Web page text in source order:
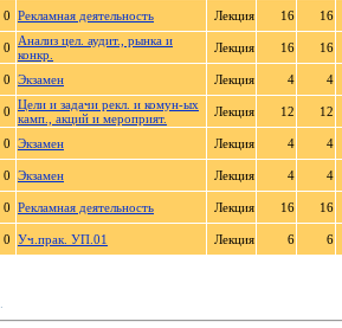
0 Рекламная деятельность Лекция 16 16
0
Анализ цел. аудит., рынка и
конкр.
Лекция 16 16
0 Экзамен Лекция 4 4
0 Цели и задачи рекл. и комун-ых
камп., акций и мероприят.
Лекция 12 12
0 Экзамен Лекция 4 4
0 Экзамен Лекция 4 4
0 Рекламная деятельность Лекция 16 16
0 Уч.прак. УП.01 Лекция 6 6